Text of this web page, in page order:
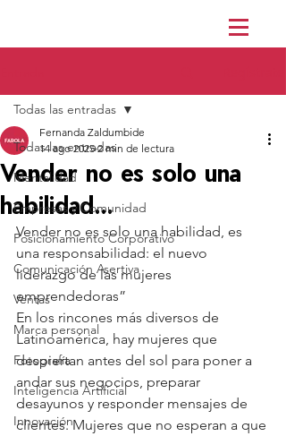
Todas las entradas
Mentalidad
Empresas y Comunidad
Posicionamiento Corporativo
Comunicación Asertiva
Ventas
Marca personal
Fotografía
Inteligencia Artificial
Innovación
Todas las entradas
Vender no es solo una
habilidad...
Fernanda Zaldumbide
14 ago 2025 2 min de lectura
Vender no es solo una habilidad, es
una responsabilidad: el nuevo
liderazgo de las mujeres
emprendedoras”
En los rincones más diversos de
Latinoamérica, hay mujeres que
despiertan antes del sol para poner a
andar sus negocios, preparar
desayunos y responder mensajes de
clientes. Mujeres que no esperan a que